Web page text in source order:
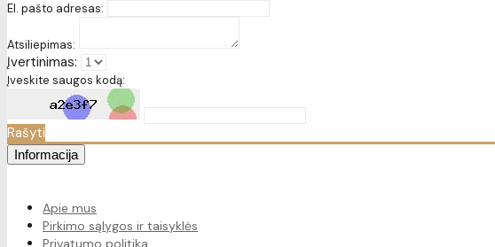
El. pašto adresas:
Atsiliepimas:
Įvertinimas:
Įveskite saugos kodą:
Rašyti
Informacija
Apie mus
Pirkimo sąlygos ir taisyklės
Privatumo politika